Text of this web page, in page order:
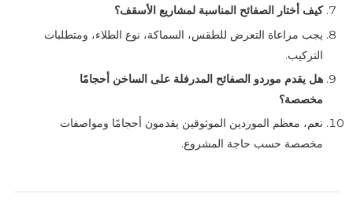
كيف أختار الصفائح المناسبة لمشاريع الأسقف؟
يجب مراعاة التعرض للطقس، السماكة، نوع الطلاء، ومتطلبات
التركيب.
هل يقدم موردو الصفائح المدرفلة على الساخن أحجامًا
مخصصة؟
نعم، معظم الموردين الموثوقين يقدمون أحجامًا ومواصفات
مخصصة حسب حاجة المشروع.